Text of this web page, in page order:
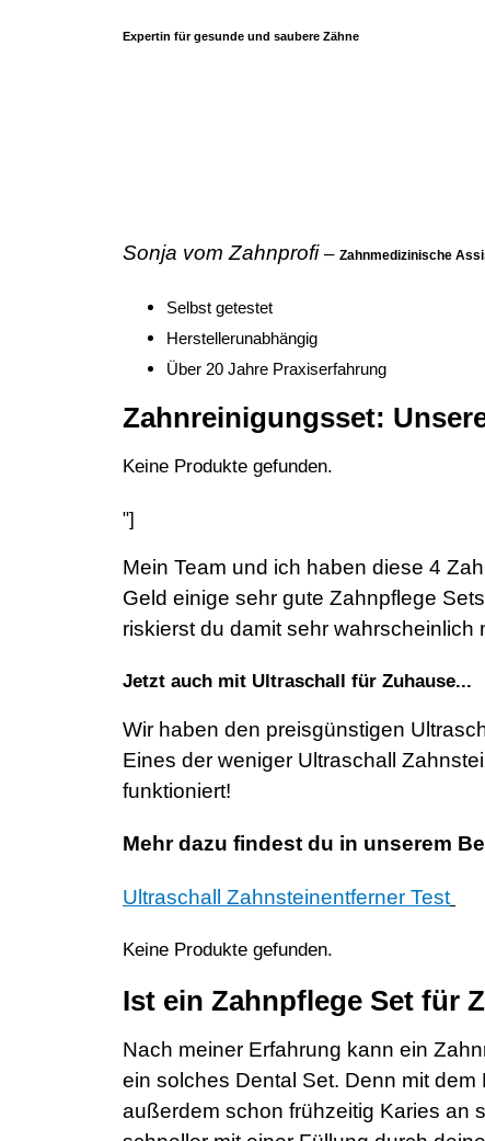
Expertin für gesunde und saubere Zähne
Sonja vom Zahnprofi– Zahnmedizinische
Selbst getestet
Herstellerunabhängig
Über 20 Jahre Praxiserfahrung
Zahnreinigungsset:
Keine Produkte gefunden.
"]
Mein Team und ich haben diese 4
Geld einige sehr gute Zahnpflege
riskierst du damit sehr
Jetzt auch mit Ultraschall für Zuhause...
Wir haben den preisgünstigen
Eines der weniger Ultraschall
funktioniert!
Mehr dazu findest du in unserem
Ultraschall Zahnsteinentferner Test
Keine Produkte gefunden.
Ist ein Zahnpflege Set für
Nach meiner Erfahrung kann ein
ein solches Dental Set. Denn mit
außerdem schon frühzeitig Karies an